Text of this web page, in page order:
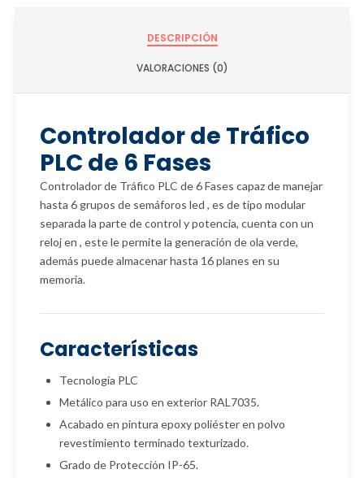
DESCRIPCIÓN
VALORACIONES (0)
Controlador de Tráfico
PLC de 6 Fases
Controlador de Tráfico PLC de 6 Fases capaz de manejar
hasta 6 grupos de semáforos led , es de tipo modular
separada la parte de control y potencia, cuenta con un
reloj en , este le permite la generación de ola verde,
además puede almacenar hasta 16 planes en su
memoria.
Características
Tecnología PLC
Metálico para uso en exterior RAL7035.
Acabado en pintura epoxy poliéster en polvo
revestimiento terminado texturizado.
Grado de Protección IP-65.